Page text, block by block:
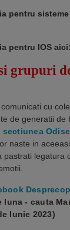
pentru
pentru IOS aici:
grupuri
cu
de generatii de
sectiunea
naste in
pastrati legatura
luna - cauta
Iunie 2023)